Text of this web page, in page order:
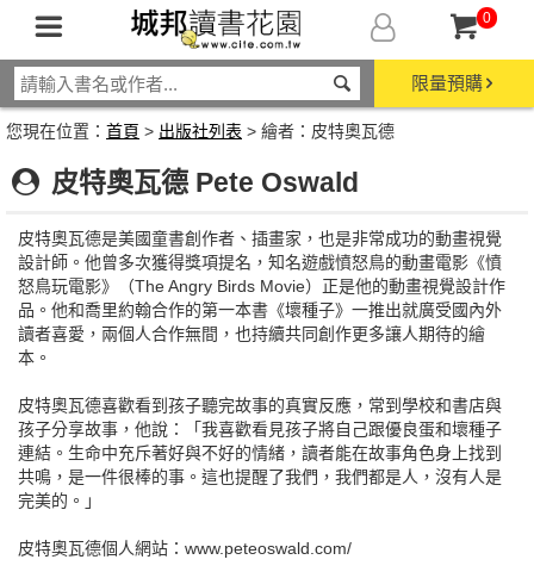
0
限量預購
您現在位置： 首頁 > 出版社列表 > 繪者：皮特奧瓦德
皮特奧瓦德 Pete Oswald
皮特奧瓦德是美國童書創作者、插畫家，也是非常成功的動畫視覺
設計師。他曾多次獲得獎項提名，知名遊戲憤怒鳥的動畫電影《憤
怒鳥玩電影》（The Angry Birds Movie）正是他的動畫視覺設計作
品。他和喬里約翰合作的第一本書《壞種子》一推出就廣受國內外
讀者喜愛，兩個人合作無間，也持續共同創作更多讓人期待的繪
本。
皮特奧瓦德喜歡看到孩子聽完故事的真實反應，常到學校和書店與
孩子分享故事，他說：「我喜歡看見孩子將自己跟優良蛋和壞種子
連結。生命中充斥著好與不好的情緒，讀者能在故事角色身上找到
共鳴，是一件很棒的事。這也提醒了我們，我們都是人，沒有人是
完美的。」
皮特奧瓦德個人網站：www.peteoswald.com/